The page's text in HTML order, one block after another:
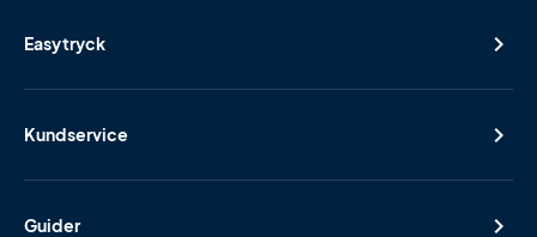
Easytryck
Kundservice
Guider